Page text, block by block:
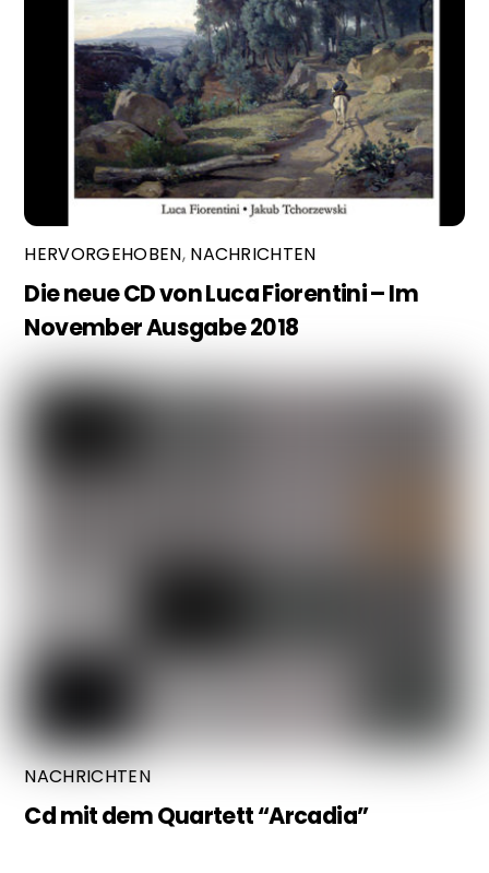
HERVORGEHOBEN, NACHRICHTEN
Die neue CD von Luca Fiorentini – Im
November Ausgabe 2018
NACHRICHTEN
Cd mit dem Quartett “Arcadia”